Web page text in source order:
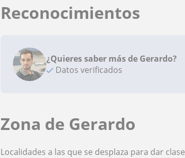
Reconocimientos
¿Quieres saber más de Gerardo?
Datos verificados
Zona de Gerardo
Localidades a las que se desplaza para dar clase